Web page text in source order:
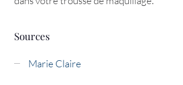
Sources
Marie Claire